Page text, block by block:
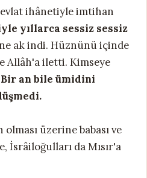
evlat ihânetiyle imtihan
yıllarca sessiz sessiz
ak indi. Hüznünü içinde
Allâh'a iletti. Kimseye
Bir an bile ümidini
üzerine babası ve
İsrâiloğulları da Mısır'a